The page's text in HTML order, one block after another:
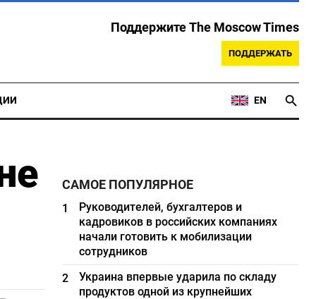
Поддержите The Moscow Times
ПОДДЕРЖАТЬ
EN
САМОЕ ПОПУЛЯРНОЕ
1
Руководителей, бухгалтеров и
кадровиков в российских компаниях
начали готовить к мобилизации
сотрудников
2
Украина впервые ударила по складу
продуктов одной из крупнейших